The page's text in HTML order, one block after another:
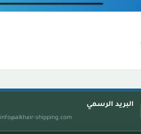
البريد الرسمي
info@alkhair-shipping.com